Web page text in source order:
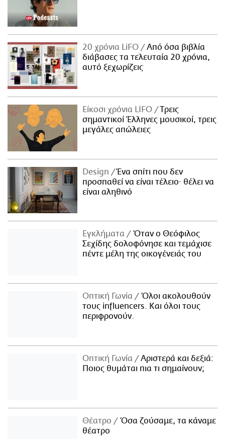
20 χρόνια LiFO
Από όσα βιβλία
διάβασες τα τελευταία 20 χρόνια,
αυτό ξεχωρίζεις
Είκοσι χρόνια LIFO
Tρεις
σημαντικοί Έλληνες μουσικοί, τρεις
μεγάλες απώλειες
Design
Ένα σπίτι που δεν
προσπαθεί να είναι τέλειο· θέλει να
είναι αληθινό
Εγκλήματα
Όταν ο Θεόφιλος
Σεχίδης δολοφόνησε και τεμάχισε
πέντε μέλη της οικογένειάς του
Οπτική Γωνία
Όλοι ακολουθούν
τους influencers. Και όλοι τους
περιφρονούν.
Οπτική Γωνία
Αριστερά και δεξιά:
Ποιος θυμάται πια τι σημαίνουν;
Θέατρο
Όσα ζούσαμε, τα κάναμε
θέατρο